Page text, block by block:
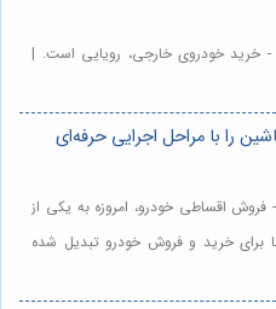
- خرید خودروی خارجی، رویایی است. |
را با مراحل اجرایی حرفه‌ای
اقساطی خودرو، امروزه به یکی از
برای خرید و فروش خودرو تبدیل شده